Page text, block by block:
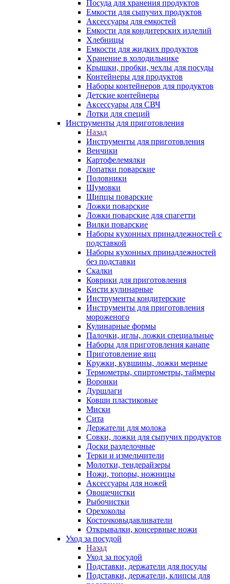
Посуда для хранения продуктов
Емкости для сыпучих продуктов
Аксессуары для емкостей
Емкости для кондитерских изделий
Хлебницы
Емкости для жидких продуктов
Хранение в холодильнике
Крышки, пробки, чехлы для посуды
Контейнеры для продуктов
Наборы контейнеров для продуктов
Детские контейнеры
Аксессуары для СВЧ
Лотки для специй
Инструменты для приготовления
Назад
Инструменты для приготовления
Венчики
Картофелемялки
Лопатки поварские
Половники
Шумовки
Щипцы поварские
Ложки поварские
Ложки поварские для спагетти
Вилки поварские
Наборы кухонных принадлежностей с
подставкой
Наборы кухонных принадлежностей
без подставки
Скалки
Коврики для приготовления
Кисти кулинарные
Инструменты кондитерские
Инструменты для приготовления
мороженого
Кулинарные формы
Палочки, иглы, ложки специальные
Наборы для приготовления канапе
Приготовление яиц
Кружки, кувшины, ложки мерные
Термометры, спиртометры, таймеры
Воронки
Дуршлаги
Ковши пластиковые
Миски
Сита
Держатели для молока
Совки, ложки для сыпучих продуктов
Доски разделочные
Терки и измельчители
Молотки, тендерайзеры
Ножи, топоры, ножницы
Аксессуары для ножей
Овощечистки
Рыбочистки
Орехоколы
Косточковыдавливатели
Открывалки, консервные ножи
Уход за посудой
Назад
Уход за посудой
Подставки, держатели для посуды
Подставки, держатели, клипсы для